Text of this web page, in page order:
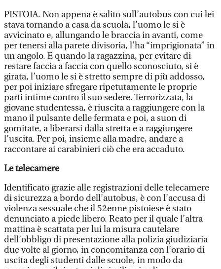
PISTOIA. Non appena è salito sull’autobus con cui lei
stava tornando a casa da scuola, l’uomo le si è
avvicinato e, allungando le braccia in avanti, come
per tenersi alla parete divisoria, l’ha “imprigionata” in
un angolo. E quando la ragazzina, per evitare di
restare faccia a faccia con quello sconosciuto, si è
girata, l’uomo le si è stretto sempre di più addosso,
per poi iniziare sfregare ripetutamente le proprie
parti intime contro il suo sedere. Terrorizzata, la
giovane studentessa, è riuscita a raggiungere con la
mano il pulsante delle fermata e poi, a suon di
gomitate, a liberarsi dalla stretta e a raggiungere
l’uscita. Per poi, insieme alla madre, andare a
raccontare ai carabinieri ciò che era accaduto.
Le telecamere
Identificato grazie alle registrazioni delle telecamere
di sicurezza a bordo dell’autobus, è con l’accusa di
violenza sessuale che il 52enne pistoiese è stato
denunciato a piede libero. Reato per il quale l’altra
mattina è scattata per lui la misura cautelare
dell’obbligo di presentazione alla polizia giudiziaria
due volte al giorno, in concomitanza con l’orario di
uscita degli studenti dalle scuole, in modo da